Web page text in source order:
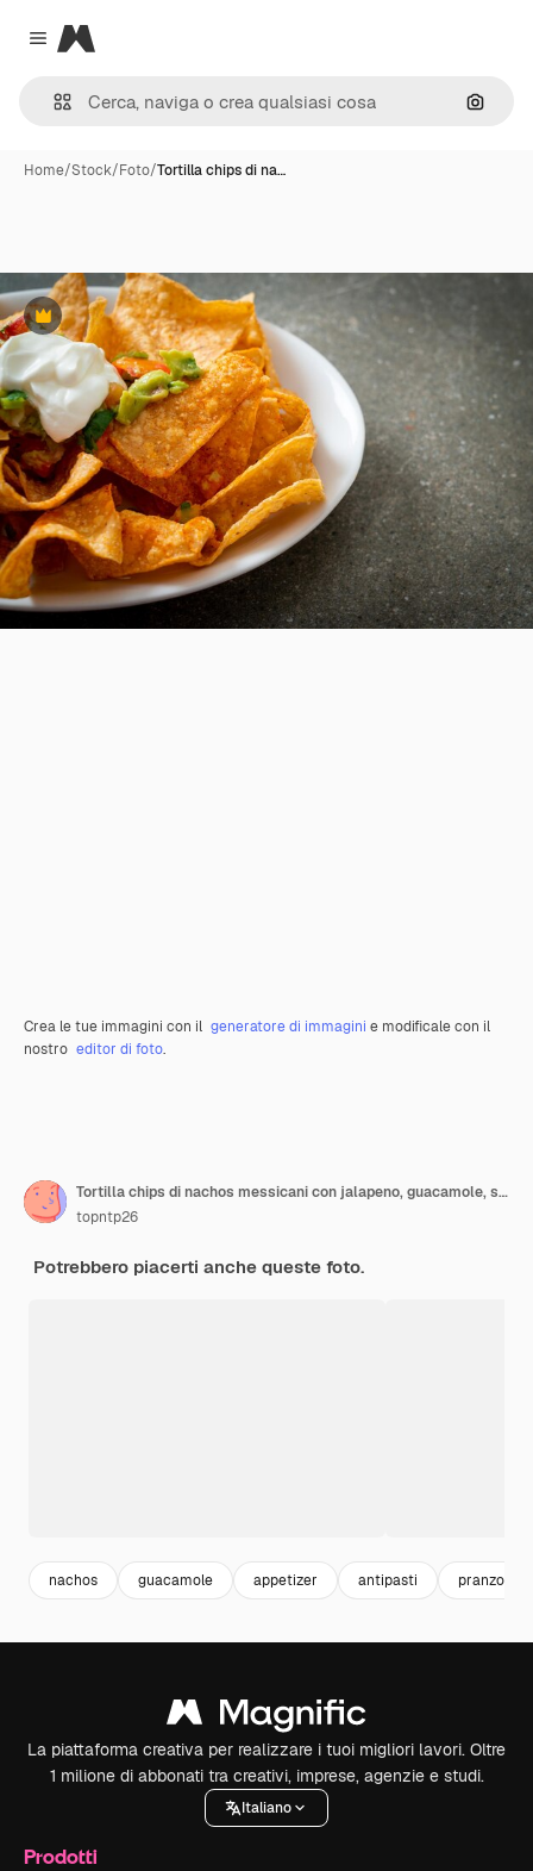
Close menu
Magnific
Cerca
Home/Stock/Foto/Tortilla chips di na…
Premium
Crea le tue immagini con il generatore di immagini e modificale con il
nostro editor di foto.
Tortilla chips di nachos messicani con jalapeno, guacamole, salsa di pomodori e salsa
topntp26
Potrebbero piacerti anche queste foto.
nachos guacamole appetizer antipasti pranzo
La piattaforma creativa per realizzare i tuoi migliori lavori. Oltre
1 milione di abbonati tra creativi, imprese, agenzie e studi.
Italiano
Prodotti